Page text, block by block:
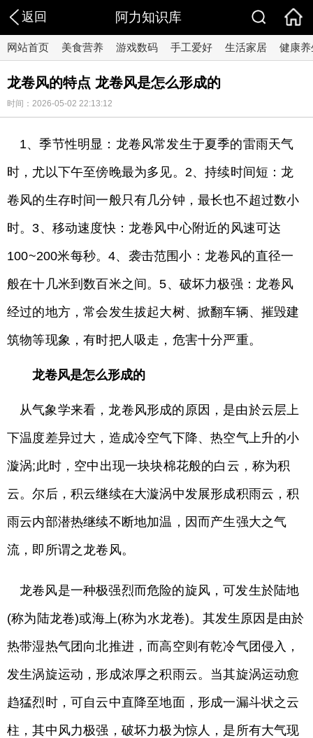
返回 阿力知识库
网站首页 美食营养 游戏数码 手工爱好 生活家居 健康养
龙卷风的特点 龙卷风是怎么形成的
时间：2026-05-02 22:13:12
1、季节性明显：龙卷风常发生于夏季的雷雨天气
时，尤以下午至傍晚最为多见。2、持续时间短：龙
卷风的生存时间一般只有几分钟，最长也不超过数小
时。3、移动速度快：龙卷风中心附近的风速可达
100~200米每秒。4、袭击范围小：龙卷风的直径一
般在十几米到数百米之间。5、破坏力极强：龙卷风
经过的地方，常会发生拔起大树、掀翻车辆、摧毁建
筑物等现象，有时把人吸走，危害十分严重。
龙卷风是怎么形成的
从气象学来看，龙卷风形成的原因，是由於云层上
下温度差异过大，造成冷空气下降、热空气上升的小
漩涡;此时，空中出现一块块棉花般的白云，称为积
云。尔后，积云继续在大漩涡中发展形成积雨云，积
雨云内部潜热继续不断地加温，因而产生强大之气
流，即所谓之龙卷风。
龙卷风是一种极强烈而危险的旋风，可发生於陆地
(称为陆龙卷)或海上(称为水龙卷)。其发生原因是由於
热带湿热气团向北推进，而高空则有乾冷气团侵入，
发生涡旋运动，形成浓厚之积雨云。当其旋涡运动愈
趋猛烈时，可自云中直降至地面，形成一漏斗状之云
柱，其中风力极强，破坏力极为惊人，是所有大气现